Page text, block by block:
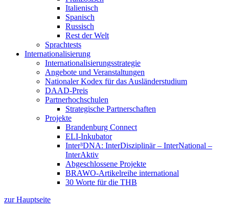
Italienisch
Spanisch
Russisch
Rest der Welt
Sprachtests
Internationalisierung
Internationalisierungsstrategie
Angebote und Veranstaltungen
Nationaler Kodex für das Ausländerstudium
DAAD-Preis
Partnerhochschulen
Strategische Partnerschaften
Projekte
Brandenburg Connect
ELI-Inkubator
Inter³DNA: InterDisziplinär – InterNational –
InterAktiv
Abgeschlossene Projekte
BRAWO-Artikelreihe international
30 Worte für die THB
zur Hauptseite